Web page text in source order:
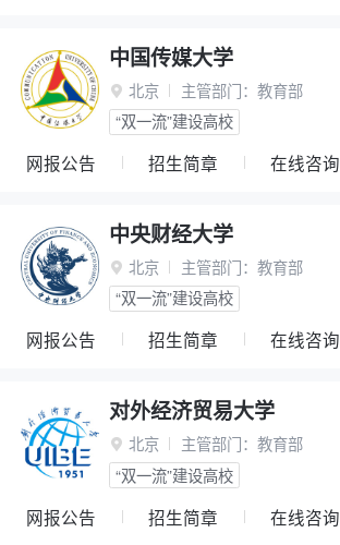
中国传媒大学
 北京 主管部门： 教育部
“双一流”建设高校
网报公告 招生简章 在线咨询
中央财经大学
 北京 主管部门： 教育部
“双一流”建设高校
网报公告 招生简章 在线咨询
对外经济贸易大学
 北京 主管部门： 教育部
“双一流”建设高校
网报公告 招生简章 在线咨询